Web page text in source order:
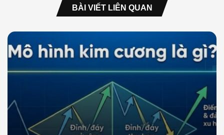
BÀI VIẾT LIÊN QUAN